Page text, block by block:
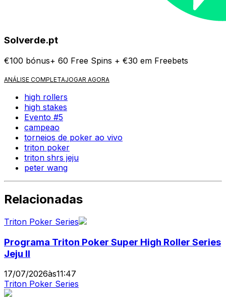
Solverde.pt
€100 bónus+ 60 Free Spins + €30 em Freebets
ANÁLISE COMPLETAJOGAR AGORA
high rollers
high stakes
Evento #5
campeao
torneios de poker ao vivo
triton poker
triton shrs jeju
peter wang
Relacionadas
Triton Poker Series
Programa Triton Poker Super High Roller Series
Jeju II
17/07/2026às11:47
Triton Poker Series